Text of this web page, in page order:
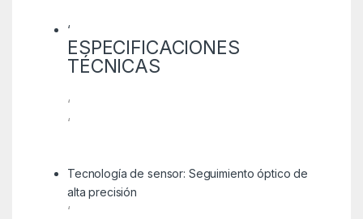
‘
ESPECIFICACIONES
TÉCNICAS
‘
‘
Tecnología de sensor: Seguimiento óptico de
alta precisión
‘